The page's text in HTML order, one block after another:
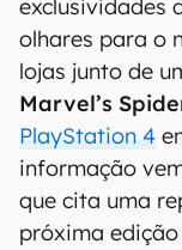
exclusividades
olhares para o
lojas junto de
Marvel’s
PlayStation 4
informação
que cita uma
próxima